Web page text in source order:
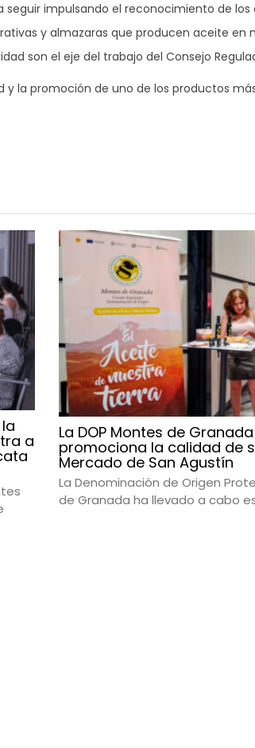
impulsando el reconocimiento de los
y almazaras que producen aceite en
son el eje del trabajo del Consejo
la promoción de uno de los productos
a La DOP Montes de Granada
promociona la calidad de
Mercado de San Agustín
La Denominación de Origen
de Granada ha llevado a cabo